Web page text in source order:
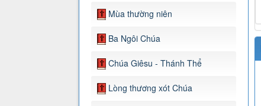
Mùa thường niên
Ba Ngôi Chúa
Chúa Giêsu - Thánh Thể
Lòng thương xót Chúa